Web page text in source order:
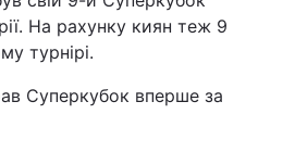
На рахунку киян теж 9
турнірі.
Суперкубок вперше за